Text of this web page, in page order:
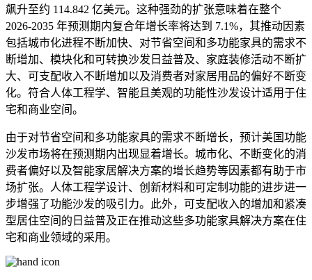
飙升至约 114.842 亿美元。这种强劲的扩张意味着在整个
2026-2035 年预测期内复合年增长率将达到 7.1%，其推动因素
包括城市化进程不断加快、对节省空间和多功能家具的需求不
断增加、模块化和可转换沙发日益普及、家庭装修活动不断扩
大、可支配收入不断增加以及消费者对家居用品的偏好不断变
化。符合人体工程学、智能且美观的功能性沙发设计适用于住
宅和商业空间。
由于对节省空间和多功能家具的需求不断增长，预计美国功能
沙发市场将在预测期内出现显着增长。城市化、不断变化的消
费者偏好以及智能家居解决方案的增长趋势等因素都有助于市
场扩张。人体工程学设计、创新材料和可定制功能的进步进一
步增强了功能沙发的吸引力。此外，可支配收入的增加和紧凑
型居住空间的日益普及正在推动这些多功能家具解决方案在住
宅和商业领域的采用。